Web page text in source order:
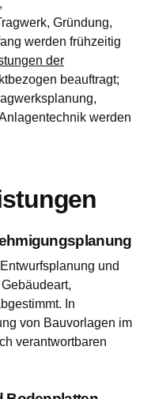
Gründung,
werden frühzeitig
der
beauftragt;
werden
und
In
von Bauvorlagen im
verantwortbaren